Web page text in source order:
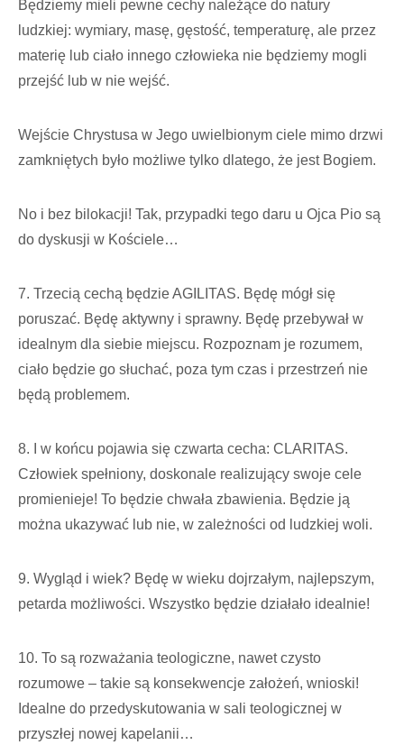
Będziemy mieli pewne cechy należące do natury
ludzkiej: wymiary, masę, gęstość, temperaturę, ale przez
materię lub ciało innego człowieka nie będziemy mogli
przejść lub w nie wejść.
Wejście Chrystusa w Jego uwielbionym ciele mimo drzwi
zamkniętych było możliwe tylko dlatego, że jest Bogiem.
No i bez bilokacji! Tak, przypadki tego daru u Ojca Pio są
do dyskusji w Kościele…
7. Trzecią cechą będzie AGILITAS. Będę mógł się
poruszać. Będę aktywny i sprawny. Będę przebywał w
idealnym dla siebie miejscu. Rozpoznam je rozumem,
ciało będzie go słuchać, poza tym czas i przestrzeń nie
będą problemem.
8. I w końcu pojawia się czwarta cecha: CLARITAS.
Człowiek spełniony, doskonale realizujący swoje cele
promienieje! To będzie chwała zbawienia. Będzie ją
można ukazywać lub nie, w zależności od ludzkiej woli.
9. Wygląd i wiek? Będę w wieku dojrzałym, najlepszym,
petarda możliwości. Wszystko będzie działało idealnie!
10. To są rozważania teologiczne, nawet czysto
rozumowe – takie są konsekwencje założeń, wnioski!
Idealne do przedyskutowania w sali teologicznej w
przyszłej nowej kapelanii…